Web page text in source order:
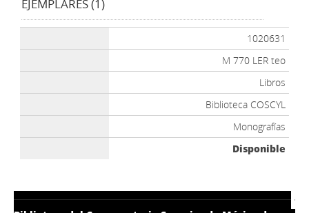
EJEMPLARES (1)
1020631
M 770 LER teo
Libros
Biblioteca COSCYL
Monografías
Disponible